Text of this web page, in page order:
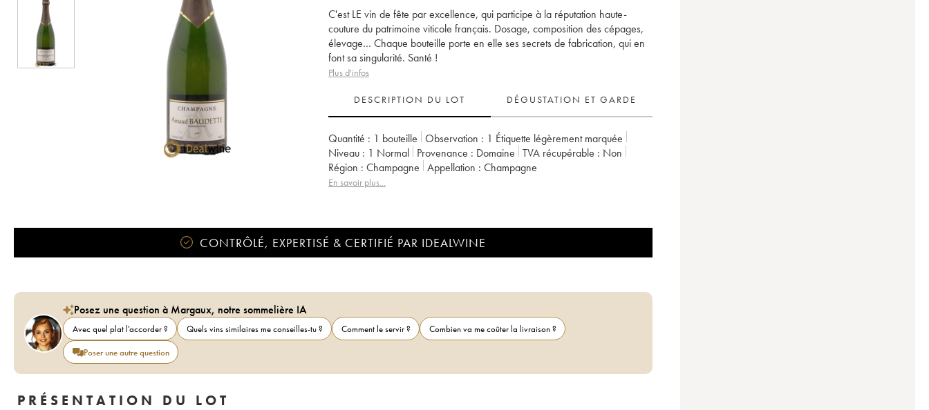
C'est LE vin de fête par excellence, qui participe à la réputation haute-
couture du patrimoine viticole français. Dosage, composition des cépages,
élevage… Chaque bouteille porte en elle ses secrets de fabrication, qui en
font sa singularité. Santé !
Plus d'infos
DESCRIPTION DU LOT DÉGUSTATION ET GARDE
Quantité : 1 bouteille Observation : 1 Étiquette légèrement marquée
Niveau : 1 Normal Provenance : domaine TVA récupérable :
non
Région :
Champagne Appellation : Champagne
En savoir plus...
CONTRÔLÉ, EXPERTISÉ & CERTIFIÉ PAR IDEALWINE
Posez une question à Margaux, notre sommelière IA
Avec quel plat l'accorder ? Quels vins similaires me conseilles-tu ? Comment le servir ?
Combien va me coûter la livraison ?
Poser une autre question
PRÉSENTATION DU LOT